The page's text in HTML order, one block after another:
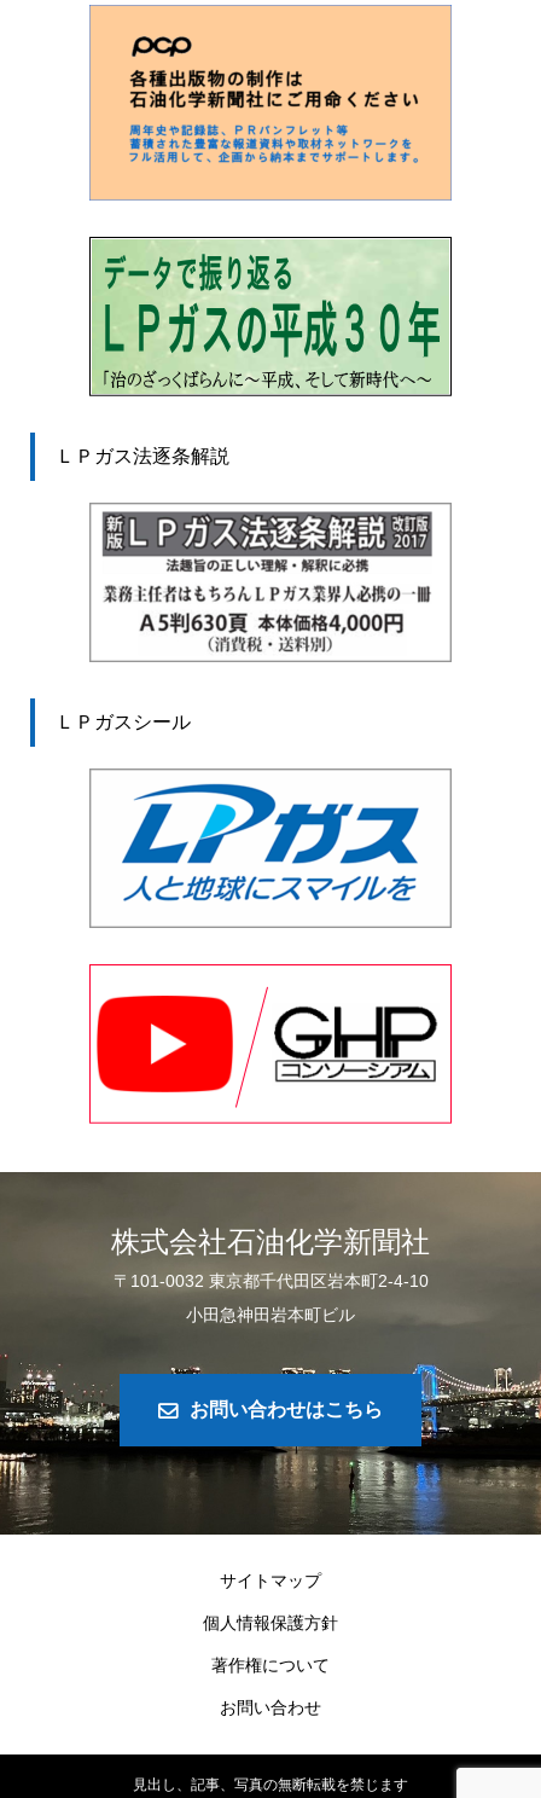
ＬＰガス法逐条解説
ＬＰガスシール
株式会社石油化学新聞社
〒101-0032 東京都千代田区岩本町2-4-10
小田急神田岩本町ビル
お問い合わせはこちら
サイトマップ
個人情報保護方針
著作権について
お問い合わせ
見出し、記事、写真の無断転載を禁じます